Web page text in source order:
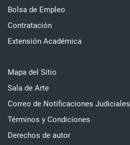
Bolsa de Empleo
Contratación
Extensión Académica
Mapa del Sitio
Sala de Arte
Correo de Notificaciones Judiciales
Términos y Condiciones
Derechos de autor